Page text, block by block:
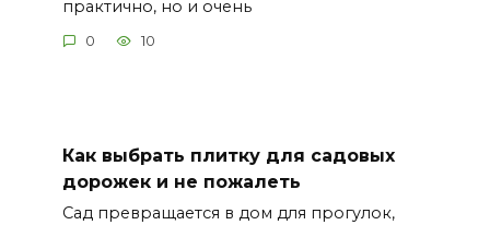
практично, но и очень
0 10
Как выбрать плитку для садовых
дорожек и не пожалеть
Сад превращается в дом для прогулок,